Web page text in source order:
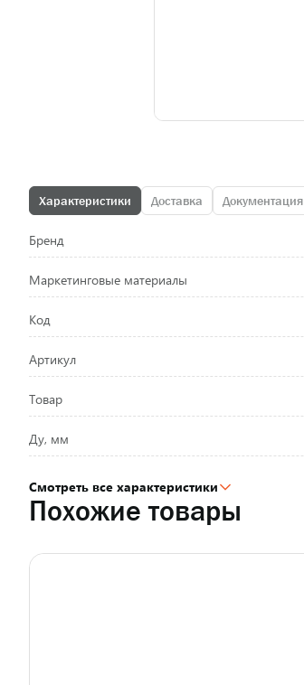
Характеристики Доставка Документация
Бренд
Маркетинговые материалы
Код
Артикул
Товар
Ду, мм
Смотреть все характеристики
Похожие товары